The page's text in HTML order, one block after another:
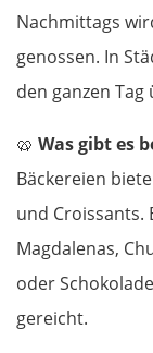
Nachmittags
genossen. In
den ganzen
🥨 Was gibt es
Bäckereien
und Croissants.
Magdalenas,
oder
gereicht.
Patras
Arta
Ioannina
Argos